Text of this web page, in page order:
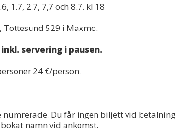
1.7, 2.7, 7,7 och 8.7. kl 18
529 i Maxmo.
servering i pausen.
24 €/person.
Du får ingen biljett vid betalning
namn vid ankomst.